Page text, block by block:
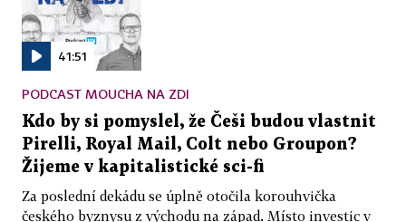
41:51
PODCAST MOUCHA NA ZDI
Kdo by si pomyslel, že Češi budou vlastnit
Pirelli, Royal Mail, Colt nebo Groupon?
Žijeme v kapitalistické sci-fi
Za poslední dekádu se úplně otočila korouhvička
českého byznysu z východu na západ. Místo investic v